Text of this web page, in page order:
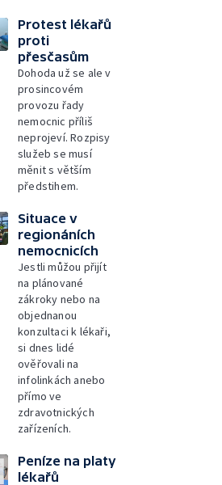
Protest lékařů
proti
přesčasům
Dohoda už se ale v
prosincovém
provozu řady
nemocnic příliš
neprojeví. Rozpisy
služeb se musí
měnit s větším
předstihem.
Situace v
regionáních
nemocnicích
Jestli můžou přijít
na plánované
zákroky nebo na
objednanou
konzultaci k lékaři,
si dnes lidé
ověřovali na
infolinkách anebo
přímo ve
zdravotnických
zařízeních.
Peníze na platy
lékařů